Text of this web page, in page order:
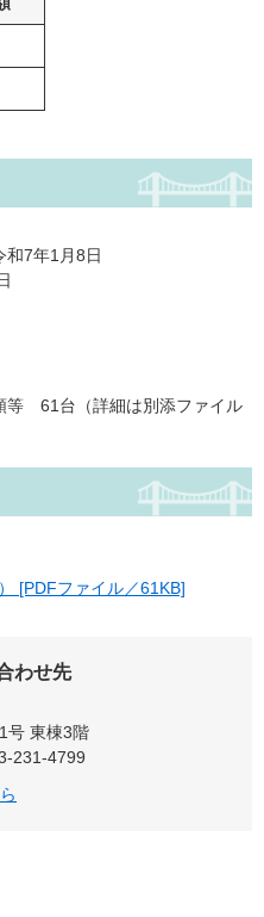
7年1月8日
等 61台（詳細は別添ファイル
[PDFファイル／61KB]
わせ先
号 東棟3階
231-4799